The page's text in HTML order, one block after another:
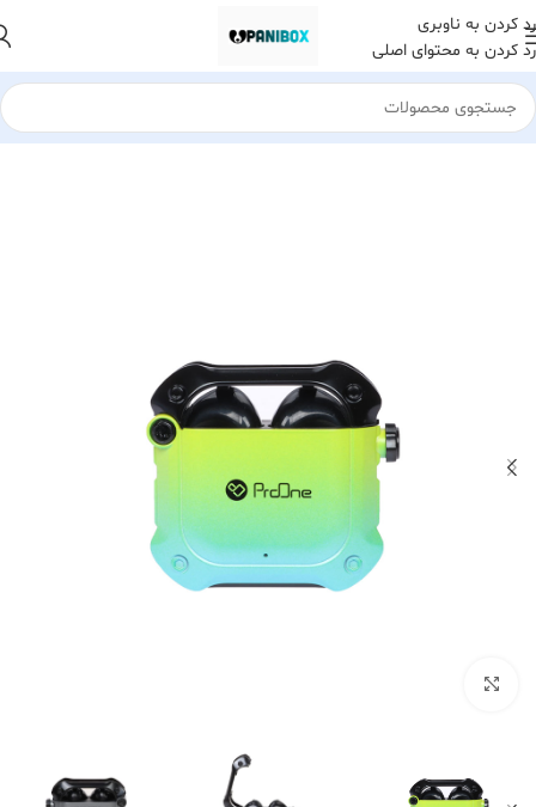
رد کردن به ناوبری
رد کردن به محتوای اصلی
خانه هدست هدفون و هندزفری هدست بلوتوث